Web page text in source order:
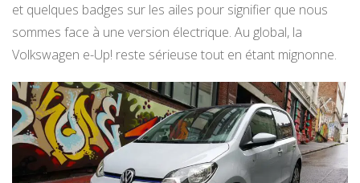
et quelques badges sur les ailes pour signifier que nous
sommes face à une version électrique. Au global, la
Volkswagen e-Up! reste sérieuse tout en étant mignonne.